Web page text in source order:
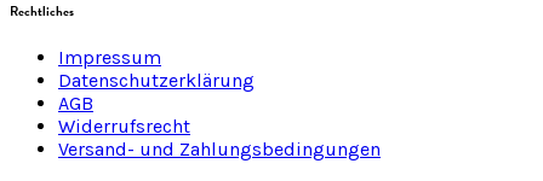
Rechtliches
Impressum
Datenschutzerklärung
AGB
Widerrufsrecht
Versand- und Zahlungsbedingungen